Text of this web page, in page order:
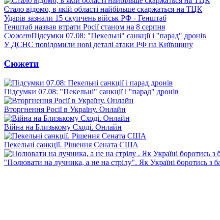
Стало відомо, в якій області найбільше скаржаться на ТЦК
Ударів зазнали 15 скупчень військ РФ - Генштаб
Генштаб назвав втрати Росії станом на 8 серпня
СюжетПідсумки 07.08: "Пекельні" санкції і "парад" дронів
У ДСНС повідомили нові деталі атаки РФ на Київщину
Сюжети
Підсумки 07.08: "Пекельні" санкції і "парад" дронів
Вторгнення Росії в Україну. Онлайн
Війна на Близькому Сході. Онлайн
Пекельні санкції. Рішення Сената США
"Полювати на лучника, а не на стрілу". Як Україні боротись з